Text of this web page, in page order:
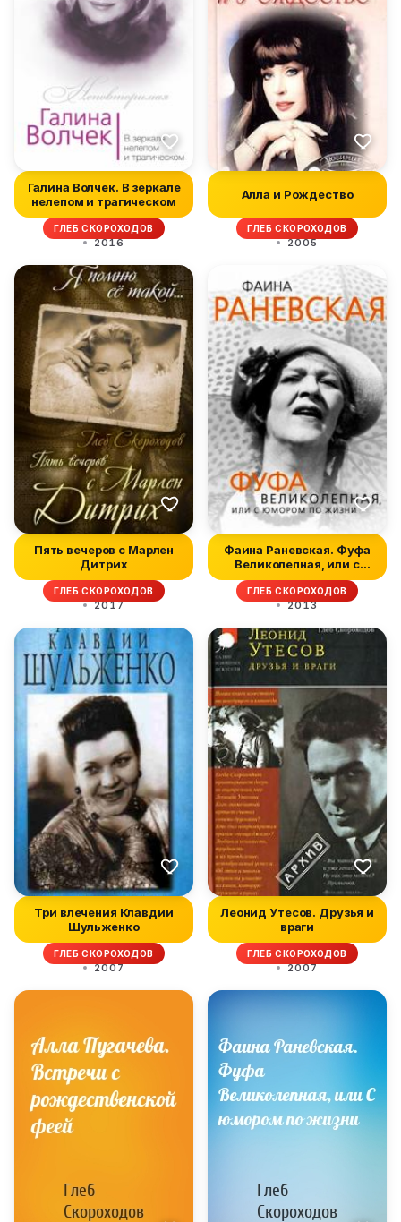
Галина Волчек. В зеркале
нелепом и трагическом
ГЛЕБ СКОРОХОДОВ
2016
Алла и Рождество
ГЛЕБ СКОРОХОДОВ
2005
Пять вечеров с Марлен
Дитрих
ГЛЕБ СКОРОХОДОВ
2017
Фаина Раневская. Фуфа
Великолепная, или с
юмором п...
ГЛЕБ СКОРОХОДОВ
2013
Три влечения Клавдии
Шульженко
ГЛЕБ СКОРОХОДОВ
2007
Леонид Утесов. Друзья и
враги
ГЛЕБ СКОРОХОДОВ
2007